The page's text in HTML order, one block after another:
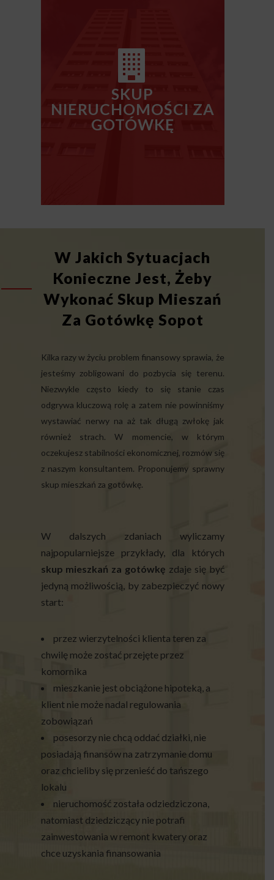
SKUP
NIERUCHOMOŚCI ZA
GOTÓWKĘ
W Jakich Sytuacjach
Konieczne Jest, Żeby
Wykonać Skup Mieszań
Za Gotówkę Sopot
Kilka razy w życiu problem finansowy sprawia, że
jesteśmy zobligowani do pozbycia się terenu.
Niezwykle często kiedy to się stanie czas
odgrywa kluczową rolę a zatem nie powinniśmy
wystawiać nerwy na aż tak długą zwłokę jak
również strach. W momencie, w którym
oczekujesz stabilności ekonomicznej, rozmów się
z naszym konsultantem. Proponujemy sprawny
skup mieszkań za gotówkę.
W dalszych zdaniach wyliczamy
najpopularniejsze przykłady, dla których
skup mieszkań za gotówkę zdaje się być
jedyną możliwością, by zabezpieczyć nowy
start:
przez wierzytelności klienta teren za
chwilę może zostać przejęte przez
komornika
mieszkanie jest obciążone hipoteką, a
klient nie może nadal regulowania
zobowiązań
posesorzy nie chcą oddać działki, nie
posiadają finansów na zatrzymanie domu
oraz chcieliby się przenieść do tańszego
lokalu
nieruchomość została odziedziczona,
natomiast dziedziczący nie potrafi
zainwestowania w remont kwatery oraz
chce uzyskania finansowania